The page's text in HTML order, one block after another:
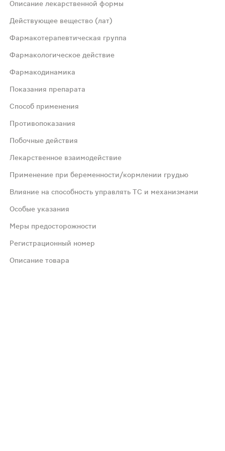
и риской с одной стороны.
GABA-опосредованную передачу нервных
у людей пожилого возраста болезнь
суточная доза 2500 мг). Детям с 3-х до 8
Со стороны пищеварительной системы:
Описание лекарственной формы
Действующее вещество (лат)
Фармакотерапевтическая группа
Фармакологическое действие
Фармакодинамика
Показания препарата
Способ применения
Противопоказания
Побочные действия
Лекарственное взаимодействие
Применение при беременности/кормлении грудью
Влияние на способность управлять ТС и механизмами
Особые указания
Меры предосторожности
Регистрационный номер
Описание товара